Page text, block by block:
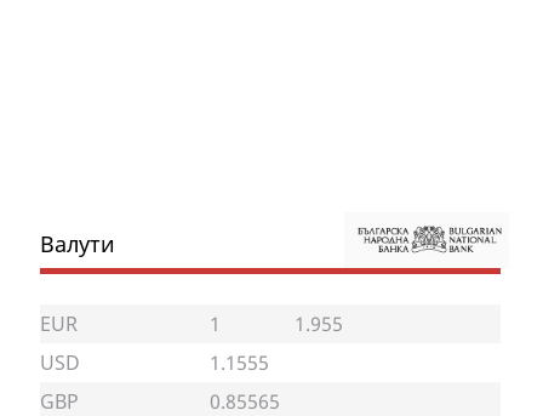
Валути
EUR 1
1.955
USD
1.1555
GBP
0.85565